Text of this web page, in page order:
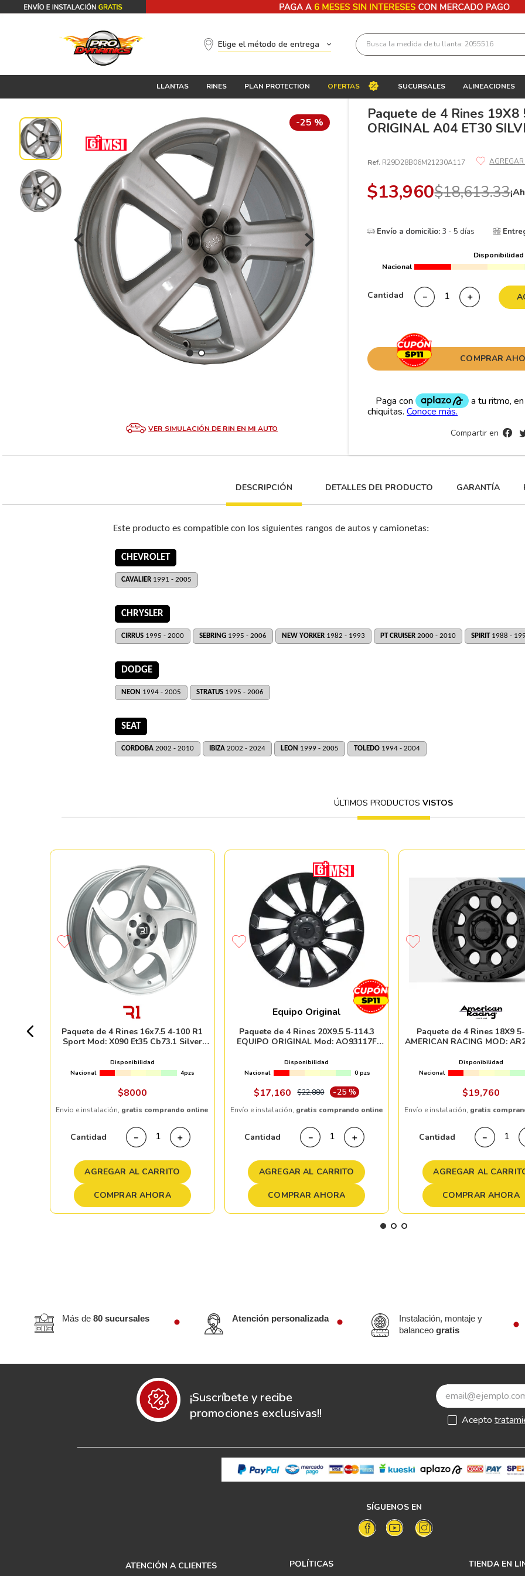
Elige el método de entrega Busca la medida de tu llanta: 2055516
LLANTAS RINES PLAN PROTECTION OFERTAS SUCURSALES ALINEACIONES
-25 %
VER SIMULACIÓN DE RIN EN MI AUTO
Paquete de 4 Rines 19X8
ORIGINAL A04 ET30
Ref. R29D28B06M21230A117
$13,960$18,613.33
Envío a domicilio:3 - 5 días
Disponibilidad
Nacional
Cantidad ＋
－
COMPRAR
Compartir en
DESCRIPCIÓN DETALLES DEl PRODUCTO GARANTÍA
Este producto es compatible con los siguientes rangos de autos y camionetas:
CHEVROLET
CAVALIER 1991 - 2005
CHRYSLER
CIRRUS 1995 - 2000 SEBRING 1995 - 2006 NEW YORKER 1982 - 1993 PT CRUISER 2000 - 2010 SPIRIT 1988 -
DODGE
NEON 1994 - 2005 STRATUS 1995 - 2006
SEAT
CORDOBA 2002 - 2010 IBIZA 2002 - 2024 LEON 1999 - 2005 TOLEDO 1994 - 2004
ÚLTIMOS PRODUCTOSVISTOS
Paquete de 4 Rines 16x7.5 4-100 R1
Sport Mod: X090 Et35 Cb73.1 Silver
Disponibilidad
Nacional
4pzs
$8000
Envío e instalación, gratis comprando online
Cantidad ＋
－
AGREGAR AL CARRITO
COMPRAR AHORA
Equipo Original
Paquete de 4 Rines 20X9.5 5-114.3
EQUIPO ORIGINAL Mod: AO93117F
Disponibilidad
Nacional
0 pzs
$17,160 $22,880 -25 %
Envío e instalación, gratis comprando online
Cantidad ＋
－
AGREGAR AL CARRITO
COMPRAR AHORA
Paquete de 4 Rines 18X9
AMERICAN RACING MOD:
Disponibilidad
Nacional
$19,760
Envío e instalación, gratis
Cantidad －
AGREGAR AL
COMPRAR AHORA
Más de 80 sucursales Atención personalizada
Instalación, montaje y
balanceogratis
¡Suscríbete y recibe
promociones exclusivas!!
Acepto
SÍGUENOS EN
ATENCIÓN A CLIENTES POLÍTICAS TIENDA EN
Términos más buscados